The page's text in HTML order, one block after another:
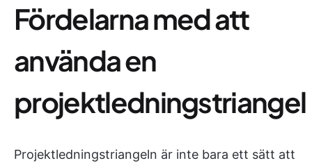
Fördelarna med att
använda en
projektledningstriangel
Projektledningstriangeln är inte bara ett sätt att